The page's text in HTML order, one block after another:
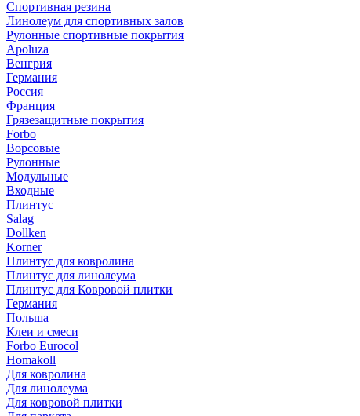
Спортивная резина
Линолеум для спортивных залов
Рулонные спортивные покрытия
Apoluza
Венгрия
Германия
Россия
Франция
Грязезащитные покрытия
Forbo
Ворсовые
Рулонные
Модульные
Входные
Плинтус
Salag
Dollken
Korner
Плинтус для ковролина
Плинтус для линолеума
Плинтус для Ковровой плитки
Германия
Польша
Клеи и смеси
Forbo Eurocol
Homakoll
Для ковролина
Для линолеума
Для ковровой плитки